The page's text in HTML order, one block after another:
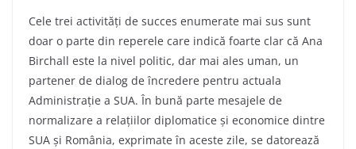
Cele trei activități de succes enumerate mai sus sunt
doar o parte din reperele care indică foarte clar că Ana
Birchall este la nivel politic, dar mai ales uman, un
partener de dialog de încredere pentru actuala
Administrație a SUA. În bună parte mesajele de
normalizare a relațiilor diplomatice și economice dintre
SUA și România, exprimate în aceste zile, se datorează